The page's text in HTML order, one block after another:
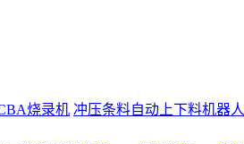
烧录机 冲压条料自动上下料机器人